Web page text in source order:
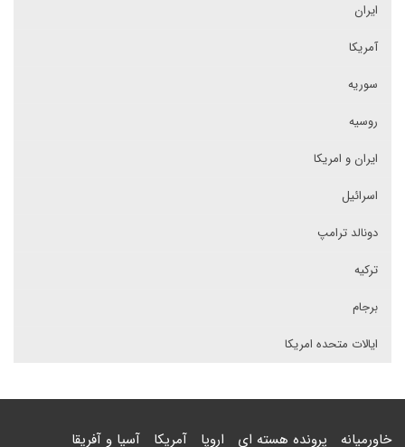
ایران
آمریکا
سوریه
روسیه
ایران و امریکا
اسرائیل
دونالد ترامپ
ترکیه
برجام
ایالات متحده امریکا
خاورمیانه پرونده هسته ای اروپا آمریکا آسیا و آفریقا